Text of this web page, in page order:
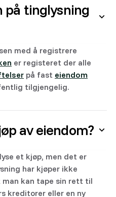
på tinglysning
med å registrere
er registeret der alle
på fast eiendom
tilgjengelig.
av eiendom?
et kjøp, men det er
har kjøper ikke
man kan tape sin rett til
kreditorer eller en ny